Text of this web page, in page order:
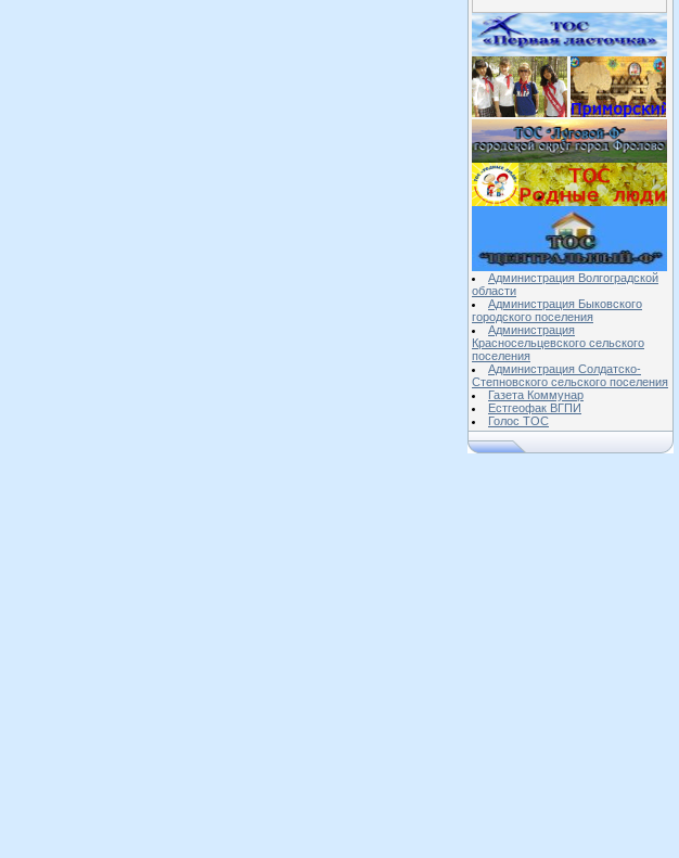
Администрация Волгоградской
области
Администрация Быковского
городского поселения
Администрация
Красносельцевского сельского
поселения
Администрация Солдатско-
Степновского сельского поселения
Газета Коммунар
Естгеофак ВГПИ
Голос ТОС